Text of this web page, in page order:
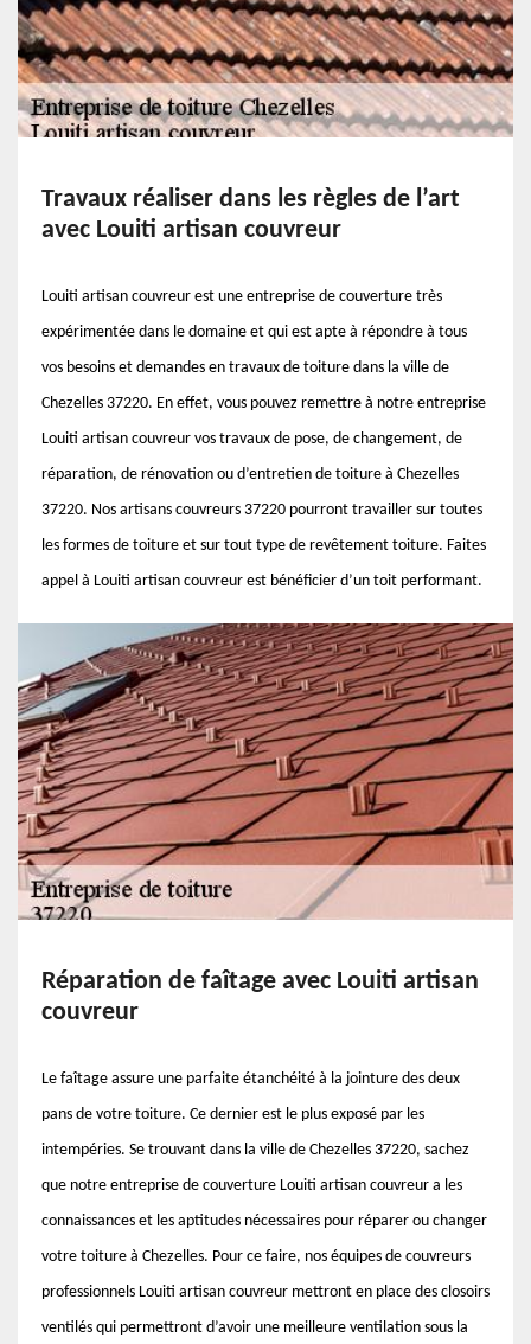
Travaux réaliser dans les règles de l’art
avec Louiti artisan couvreur
Louiti artisan couvreur est une entreprise de couverture très
expérimentée dans le domaine et qui est apte à répondre à tous
vos besoins et demandes en travaux de toiture dans la ville de
Chezelles 37220. En effet, vous pouvez remettre à notre entreprise
Louiti artisan couvreur vos travaux de pose, de changement, de
réparation, de rénovation ou d’entretien de toiture à Chezelles
37220. Nos artisans couvreurs 37220 pourront travailler sur toutes
les formes de toiture et sur tout type de revêtement toiture. Faites
appel à Louiti artisan couvreur est bénéficier d’un toit performant.
Réparation de faîtage avec Louiti artisan
couvreur
Le faîtage assure une parfaite étanchéité à la jointure des deux
pans de votre toiture. Ce dernier est le plus exposé par les
intempéries. Se trouvant dans la ville de Chezelles 37220, sachez
que notre entreprise de couverture Louiti artisan couvreur a les
connaissances et les aptitudes nécessaires pour réparer ou changer
votre toiture à Chezelles. Pour ce faire, nos équipes de couvreurs
professionnels Louiti artisan couvreur mettront en place des closoirs
ventilés qui permettront d’avoir une meilleure ventilation sous la